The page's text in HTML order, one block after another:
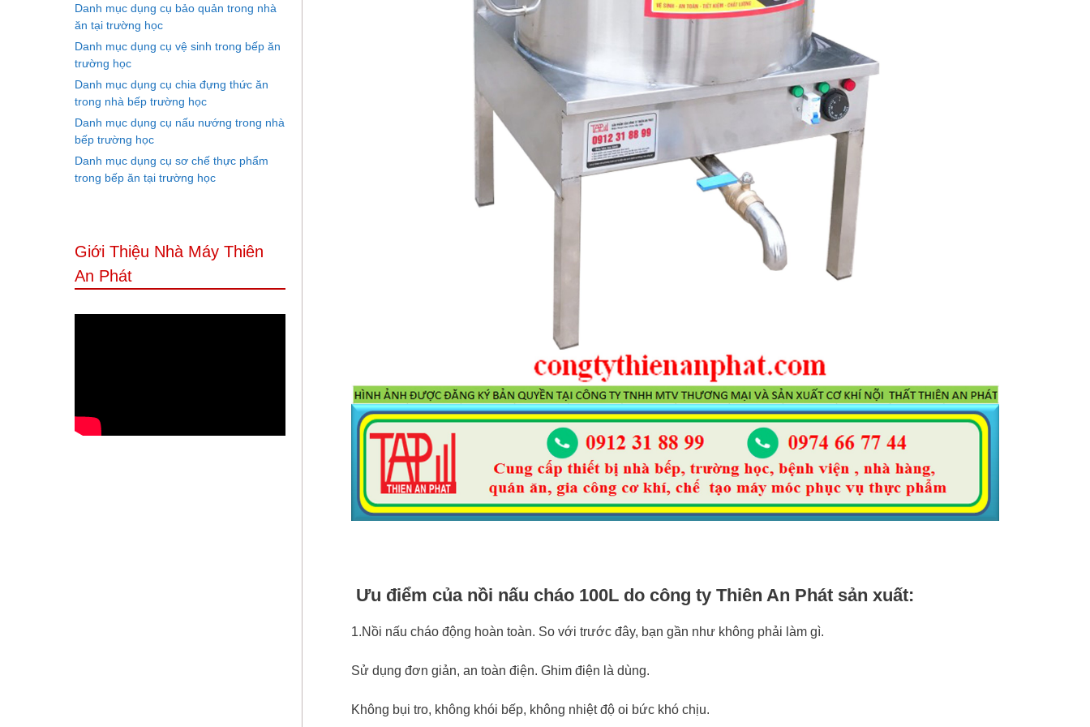
Ưu điểm của nồi nấu cháo 100L do công ty Thiên An Phát sản xuất:
1.Nồi nấu cháo động hoàn toàn. So với trước đây, bạn gần như không phải làm gì.
Sử dụng đơn giản, an toàn điện. Ghim điện là dùng.
Không bụi tro, không khói bếp, không nhiệt độ oi bức khó chịu.
Danh mục dụng cụ bảo quản trong nhà
ăn tại trường học
Danh mục dụng cụ vệ sinh trong bếp ăn
trường học
Danh mục dụng cụ chia đựng thức ăn
trong nhà bếp trường học
Danh mục dụng cụ nấu nướng trong nhà
bếp trường học
Danh mục dụng cụ sơ chế thực phẩm
trong bếp ăn tại trường học
Giới Thiệu Nhà Máy Thiên
An Phát